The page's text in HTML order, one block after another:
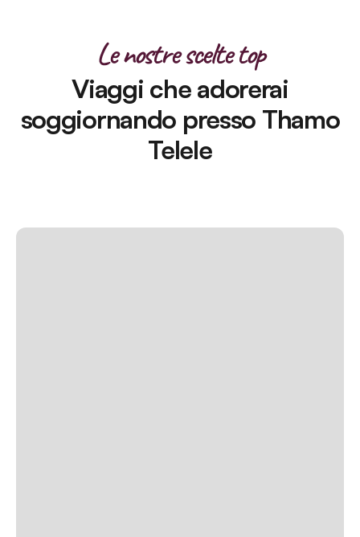
Le nostre scelte top
Viaggi che adorerai
soggiornando presso Thamo
Telele